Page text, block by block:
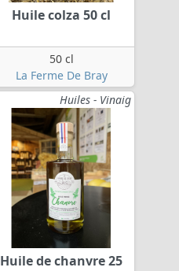
Huile colza 50 cl
50 cl
La Ferme De Bray
Huiles - Vinaig
Huile de chanvre 25